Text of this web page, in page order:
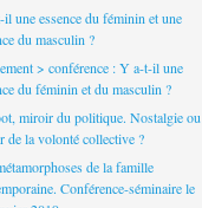
une essence du féminin et une
du masculin ?
> conférence : Y a-t-il une
du féminin et du masculin ?
miroir du politique. Nostalgie ou
de la volonté collective ?
de la famille
Conférence-séminaire le